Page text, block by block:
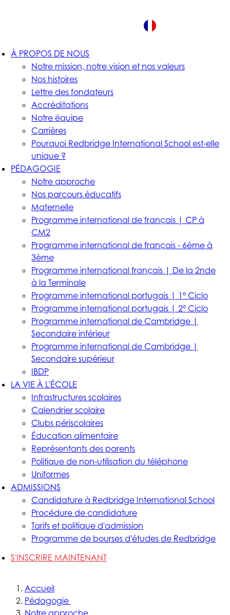
À PROPOS DE NOUS
Notre mission, notre vision et nos valeurs
Nos histoires
Lettre des fondateurs
Accréditations
Notre équipe
Carrières
Pourquoi Redbridge International School est-elle
unique ?
PÉDAGOGIE
Notre approche
Nos parcours éducatifs
Maternelle
Programme international de français | CP à
CM2
Programme international de français - 6ème à
3ème
Programme international français | De la 2nde
à la Terminale
Programme international portugais | 1º Ciclo
Programme international portugais | 2º Ciclo
Programme international de Cambridge |
Secondaire inférieur
Programme international de Cambridge |
Secondaire supérieur
IBDP
LA VIE À L'ÉCOLE
Infrastructures scolaires
Calendrier scolaire
Clubs périscolaires
Éducation alimentaire
Représentants des parents
Politique de non-utilisation du téléphone
Uniformes
ADMISSIONS
Candidature à Redbridge International School
Procédure de candidature
Tarifs et politique d'admission
Programme de bourses d'études de Redbridge
S'INSCRIRE MAINTENANT
Accueil
Pédagogie
Notre approche